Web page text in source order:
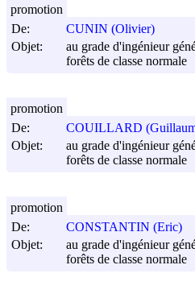
De:
CUNIN (Olivier)
Objet:
au grade d'ingénieur
forêts de classe normale
promotion
De:
COUILLARD
Objet:
au grade d'ingénieur
forêts de classe normale
promotion
De:
CONSTANTIN (Eric)
Objet:
au grade d'ingénieur
forêts de classe normale
promotion